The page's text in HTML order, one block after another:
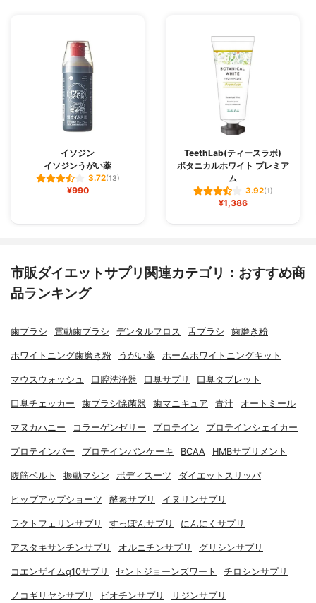
イソジン
イソジンうがい薬
3.72(13)
¥990
TeethLab(ティースラボ)
ボタニカルホワイト プレミア
ム
3.92(1)
¥1,386
市販ダイエットサプリ関連カテゴリ：おすすめ商
品ランキング
歯ブラシ 電動歯ブラシ デンタルフロス 舌ブラシ 歯磨き粉
ホワイトニング歯磨き粉 うがい薬 ホームホワイトニングキット
マウスウォッシュ 口腔洗浄器 口臭サプリ 口臭タブレット
口臭チェッカー 歯ブラシ除菌器 歯マニキュア 青汁 オートミール
マヌカハニー コラーゲンゼリー プロテイン プロテインシェイカー
プロテインバー プロテインパンケーキ BCAA HMBサプリメント
腹筋ベルト 振動マシン ボディスーツ ダイエットスリッパ
ヒップアップショーツ 酵素サプリ イヌリンサプリ
ラクトフェリンサプリ すっぽんサプリ にんにくサプリ
アスタキサンチンサプリ オルニチンサプリ グリシンサプリ
コエンザイムq10サプリ セントジョーンズワート チロシンサプリ
ノコギリヤシサプリ ビオチンサプリ リジンサプリ